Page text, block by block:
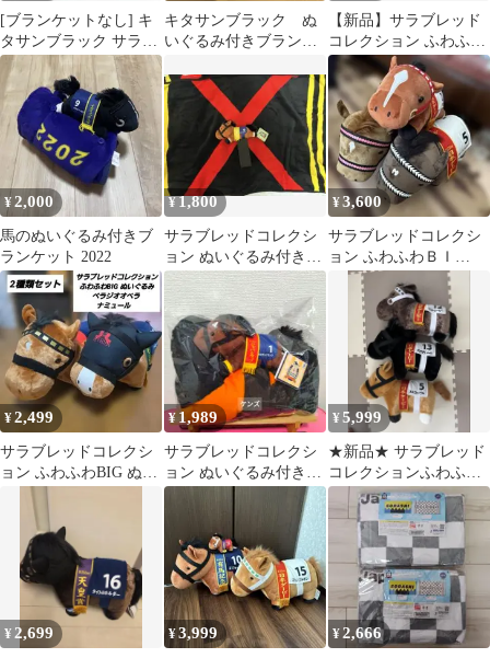
[ブランケットなし] キ
タサンブラック サラブ
レッドコレクション ぬ
いぐるみ付きブランケ
ット3 ※タグ付 競馬
キタサンブラック ぬ
いぐるみ付きブランケ
レクション
【新品】サラブレッド
コレクション ふわふわ
BIGぬいぐるみ
¥2,000
馬のぬいぐるみ付きブ
ランケット 2022
¥1,800
サラブレッドコレクシ
ョン ぬいぐるみ付きブ
ランケット2リバティア
イランド
¥3,600
サラブレッドコレクシ
ョン ふわふわＢＩ
Ｇ 3体セット
¥2,499
サラブレッドコレクシ
ョン ふわふわBIG ぬい
ぐるみ 2種セット
¥ 1,989
サラブレッドコレクシ
ョン ぬいぐるみ付きブ
ランケット キタサンブ
¥5,999
★新品★ サラブレッド
コレクションふわふわ
BIgぬいぐるみ 3種セッ
¥ 2,699 ¥3,999 ¥2,666